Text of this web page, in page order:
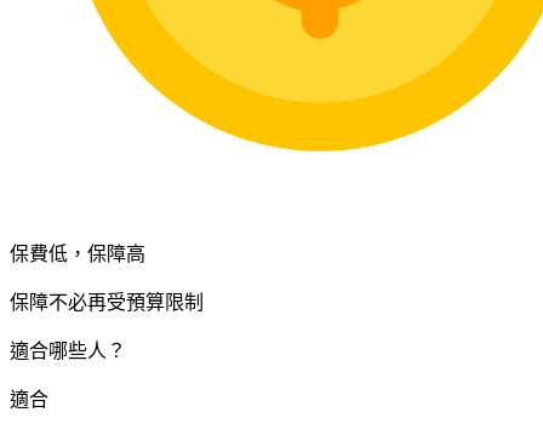
保費低，保障高
保障不必再受預算限制
適合哪些人？
適合